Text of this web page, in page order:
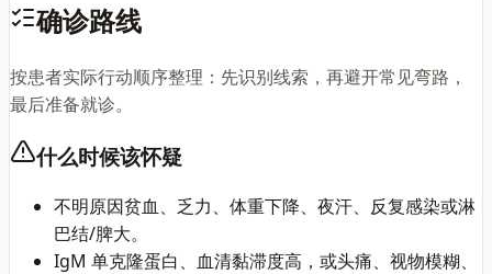
确诊路线
按患者实际行动顺序整理：先识别线索，再避开常见弯路，
最后准备就诊。
什么时候该怀疑
不明原因贫血、乏力、体重下降、夜汗、反复感染或淋
巴结/脾大。
IgM 单克隆蛋白、血清黏滞度高，或头痛、视物模糊、